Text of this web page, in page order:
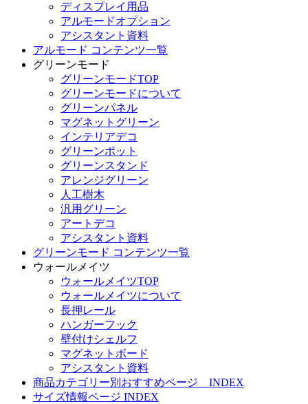
ディスプレイ用品
アルモードオプション
アシスタント資料
アルモード コンテンツ一覧
グリーンモード
グリーンモードTOP
グリーンモードについて
グリーンパネル
マグネットグリーン
インテリアデコ
グリーンポット
グリーンスタンド
アレンジグリーン
人工樹木
汎用グリーン
アートデコ
アシスタント資料
グリーンモード コンテンツ一覧
ウォールメイツ
ウォールメイツTOP
ウォールメイツについて
長押レール
ハンガーフック
壁付けシェルフ
マグネットボード
アシスタント資料
商品カテゴリー別おすすめページ INDEX
サイズ情報ページ INDEX